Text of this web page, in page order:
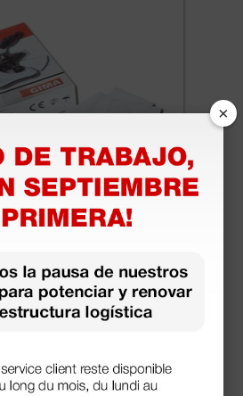
con una banda mate
50 uds.
×